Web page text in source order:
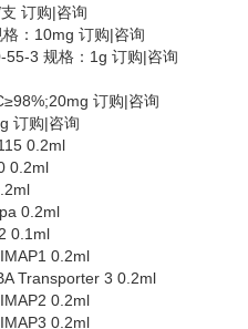
订购|咨询
：10mg 订购|咨询
55-3 规格：1g 订购|咨询
订购|咨询
订购|咨询
0.2ml
0.2ml
0.2ml
0.1ml
0.2ml
Transporter 3 0.2ml
0.2ml
0.2ml